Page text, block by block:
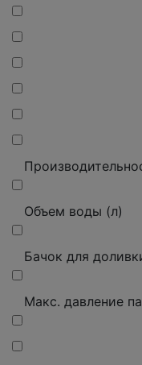
Объем воды (л)
Бачок для
Макс. давление